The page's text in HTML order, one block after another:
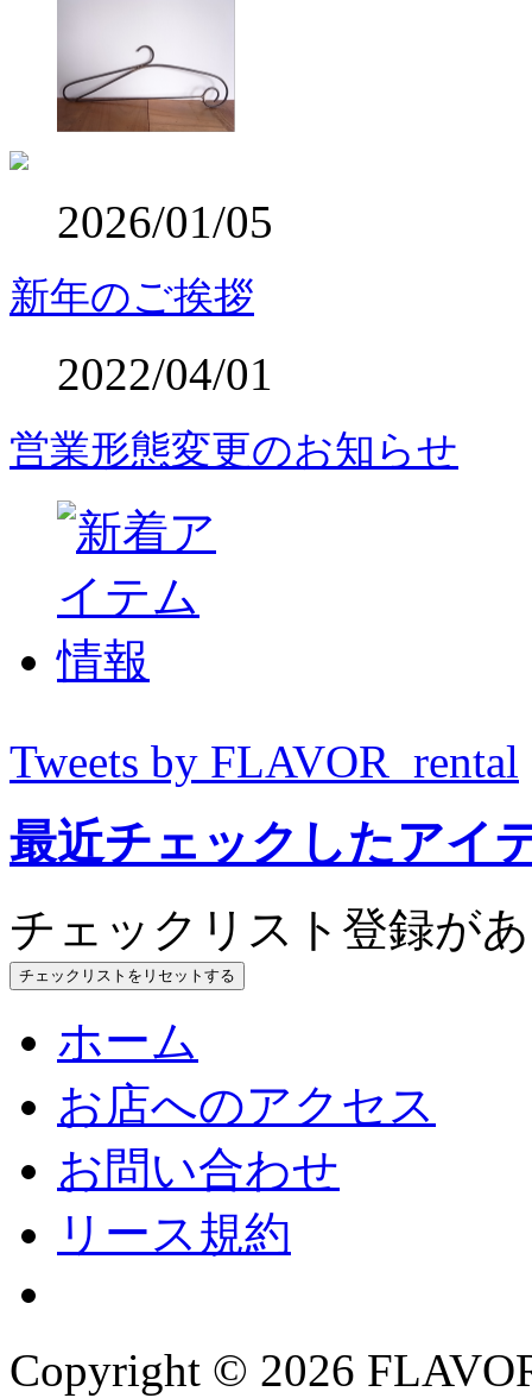
2026/01/05
新年のご挨拶
2022/04/01
営業形態変更のお知らせ
Tweets by FLAVOR_rental
最近チェックしたアイ
チェックリスト登録が
チェックリストをリセットする
ホーム
お店へのアクセス
お問い合わせ
リース規約
Copyright © 2026